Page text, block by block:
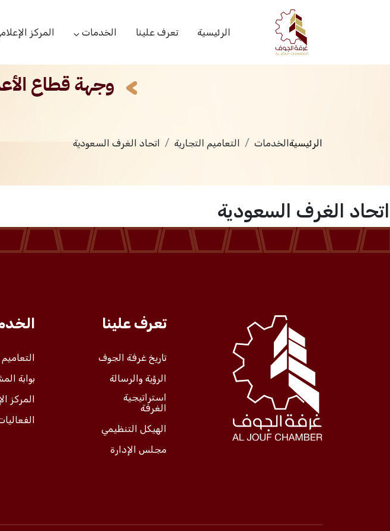
المركز الإعلامي
فعاليات الغرفة
الرئيسية تعرف علينا الخدمات
التعاميم التجارية
بوابة المشتركين
مركز دعم المنشأت الناشئة
المركز
الأخبار
الشعار
الخدمات
الرئيسيةالخدمات التعاميم التجارية اتحاد الغرف السعودية
اتحاد الغرف السعودية
تعرف علينا
تاريخ غرفة الجوف
الرؤية والرسالة
استراتيجية
الغرفة
الهيكل التنظيمي
مجلس الإدارة
التعاميم
بوابة
المركز